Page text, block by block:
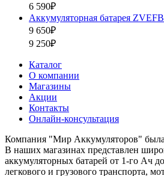
6 590₽
Аккумуляторная батарея
9 650₽
9 250₽
Каталог
О компании
Магазины
Акции
Контакты
Онлайн-консультация
Компания "Мир Аккумуляторов" была
В наших магазинах представлен
аккумуляторных батарей от 1-го Ач
легкового и грузового транспорта,